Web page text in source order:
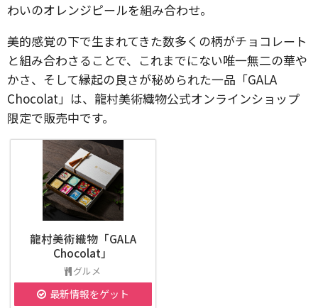
わいのオレンジピールを組み合わせ。
美的感覚の下で生まれてきた数多くの柄がチョコレート
と組み合わさることで、これまでにない唯一無二の華や
かさ、そして縁起の良さが秘められた一品「GALA
Chocolat」は、龍村美術織物公式オンラインショップ
限定で販売中です。
龍村美術織物「GALA
Chocolat」
グルメ
最新情報をゲット